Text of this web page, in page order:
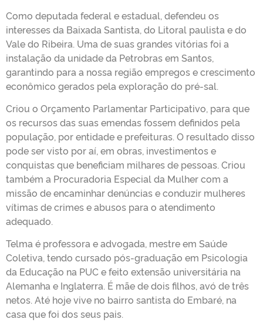
Como deputada federal e estadual, defendeu os
interesses da Baixada Santista, do Litoral paulista e do
Vale do Ribeira. Uma de suas grandes vitórias foi a
instalação da unidade da Petrobras em Santos,
garantindo para a nossa região empregos e crescimento
econômico gerados pela exploração do pré-sal.
Criou o Orçamento Parlamentar Participativo, para que
os recursos das suas emendas fossem definidos pela
população, por entidade e prefeituras. O resultado disso
pode ser visto por aí, em obras, investimentos e
conquistas que beneficiam milhares de pessoas. Criou
também a Procuradoria Especial da Mulher com a
missão de encaminhar denúncias e conduzir mulheres
vítimas de crimes e abusos para o atendimento
adequado.
Telma é professora e advogada, mestre em Saúde
Coletiva, tendo cursado pós-graduação em Psicologia
da Educação na PUC e feito extensão universitária na
Alemanha e Inglaterra. É mãe de dois filhos, avó de três
netos. Até hoje vive no bairro santista do Embaré, na
casa que foi dos seus pais.